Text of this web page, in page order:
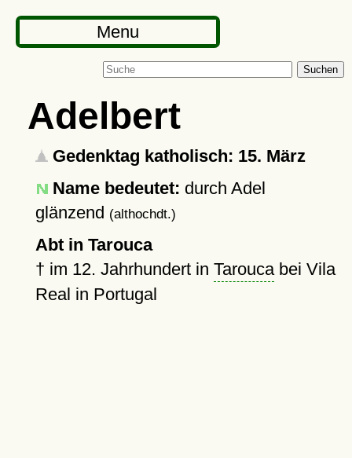
Menu
Suchen
Adelbert
Gedenktag katholisch: 15. März
Name bedeutet: durch Adel
glänzend (althochdt.)
Abt in Tarouca
† im 12. Jahrhundert in Taroucabei Vila
Real in Portugal